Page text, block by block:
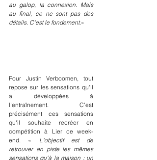
au galop, la connexion. Mais
au final, ce ne sont pas des
détails. C'est le fondement.»
Pour Justin Verboomen, tout
repose sur les sensations qu'il
a développées à
l'entraînement. C'est
précisément ces sensations
qu'il souhaite recréer en
compétition à Lier ce week-
end. « L'objectif est de
retrouver en piste les mêmes
sensations qu'à la maison : un